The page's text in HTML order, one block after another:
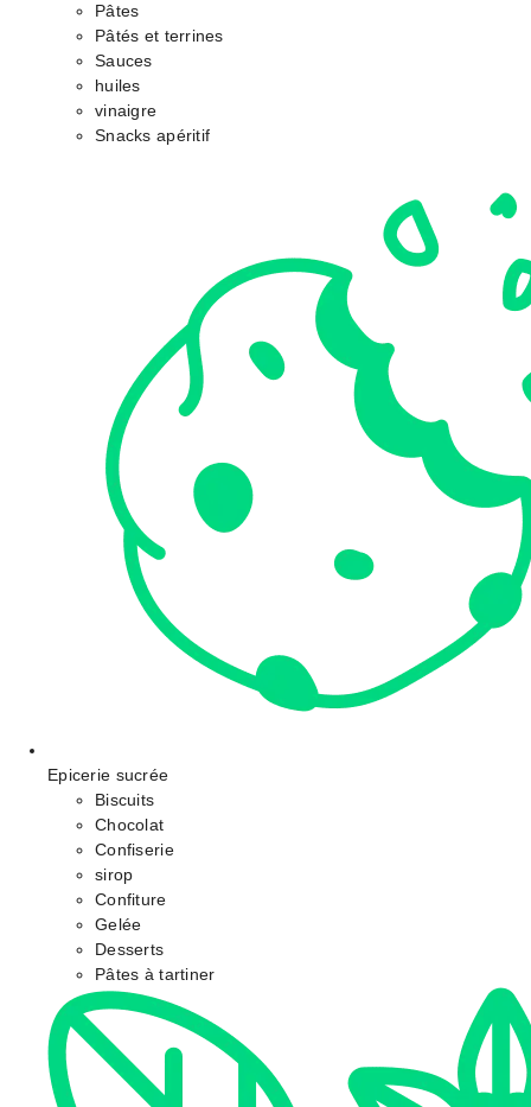
Pâtes
Pâtés et terrines
Sauces
huiles
vinaigre
Snacks apéritif
Epicerie sucrée
Biscuits
Chocolat
Confiserie
sirop
Confiture
Gelée
Desserts
Pâtes à tartiner